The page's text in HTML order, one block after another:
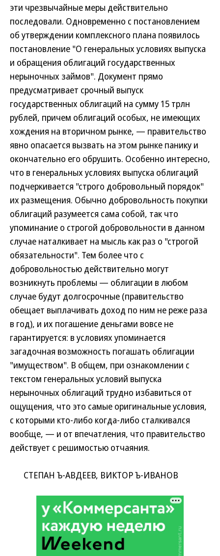
эти чрезвычайные меры действительно
последовали. Одновременно с постановлением
об утверждении комплексного плана появилось
постановление "О генеральных условиях выпуска
и обращения облигаций государственных
нерыночных займов". Документ прямо
предусматривает срочный выпуск
государственных облигаций на сумму 15 трлн
рублей, причем облигаций особых, не имеющих
хождения на вторичном рынке, — правительство
явно опасается вызвать на этом рынке панику и
окончательно его обрушить. Особенно интересно,
что в генеральных условиях выпуска облигаций
подчеркивается "строго добровольный порядок"
их размещения. Обычно добровольность покупки
облигаций разумеется сама собой, так что
упоминание о строгой добровольности в данном
случае наталкивает на мысль как раз о "строгой
обязательности". Тем более что с
добровольностью действительно могут
возникнуть проблемы — облигации в любом
случае будут долгосрочные (правительство
обещает выплачивать доход по ним не реже раза
в год), и их погашение деньгами вовсе не
гарантируется: в условиях упоминается
загадочная возможность погашать облигации
"имуществом". В общем, при ознакомлении с
текстом генеральных условий выпуска
нерыночных облигаций трудно избавиться от
ощущения, что это самые оригинальные условия,
с которыми кто-либо когда-либо сталкивался
вообще, — и от впечатления, что правительство
действует с решимостью отчаяния.
СТЕПАН Ъ-АВДЕЕВ, ВИКТОР Ъ-ИВАНОВ